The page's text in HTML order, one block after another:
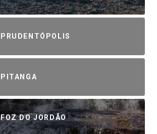
PRUDENTÓPOLIS
PITANGA
FOZ DO JORDÃO